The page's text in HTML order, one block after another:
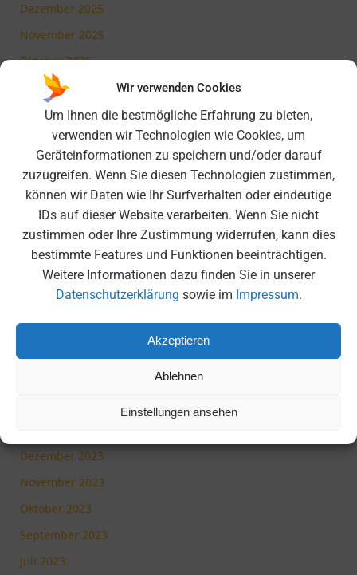
Wir verwenden Cookies
Um Ihnen die bestmögliche Erfahrung zu bieten,
verwenden wir Technologien wie Cookies, um
Geräteinformationen zu speichern und/oder darauf
zuzugreifen. Wenn Sie diesen Technologien zustimmen,
können wir Daten wie Ihr Surfverhalten oder eindeutige
IDs auf dieser Website verarbeiten. Wenn Sie nicht
zustimmen oder Ihre Zustimmung widerrufen, kann dies
bestimmte Features und Funktionen beeinträchtigen.
Weitere Informationen dazu finden Sie in unserer
Datenschutzerklärung sowie im Impressum.
Akzeptieren
Ablehnen
Einstellungen ansehen
Dezember 2025
November 2025
Oktober 2025
Juli 2025
Mai 2025
März 2025
Februar 2025
November 2024
Oktober 2024
Juli 2024
Juni 2024
Mai 2024
Dezember 2023
November 2023
Oktober 2023
September 2023
Juli 2023